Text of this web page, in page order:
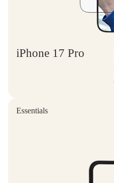
iPhone 17 Pro
Essentials